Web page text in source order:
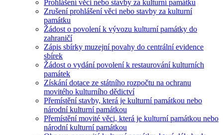
Prohlášení věci nebo stavby za kulturní památku
Zrušení prohlášení věci nebo stavby za kulturní
památku
Žádost o povolení k vývozu kulturní památky do
zahraničí
Zápis sbírky muzejní povahy do centrální evidence
sbírek
Žádost o vydání povolení k restaurování kulturních
památek
Získání dotace ze státního rozpočtu na ochranu
movitého kulturního dědictví
Přemístění stavby, která je kulturní památkou nebo
národní kulturní památkou
Přemístění movité věci, která je kulturní památkou nebo
národní kulturní památkou